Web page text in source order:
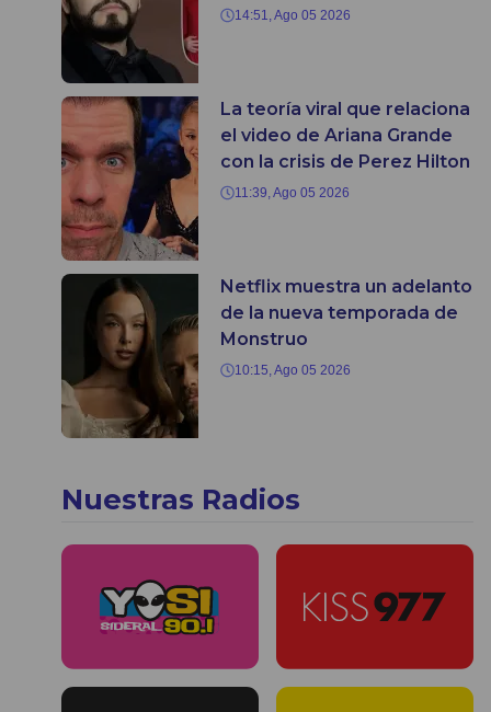
14:51, Ago 05 2026
La teoría viral que relaciona
el video de Ariana Grande
con la crisis de Perez Hilton
11:39, Ago 05 2026
Netflix muestra un adelanto
de la nueva temporada de
Monstruo
10:15, Ago 05 2026
Nuestras Radios